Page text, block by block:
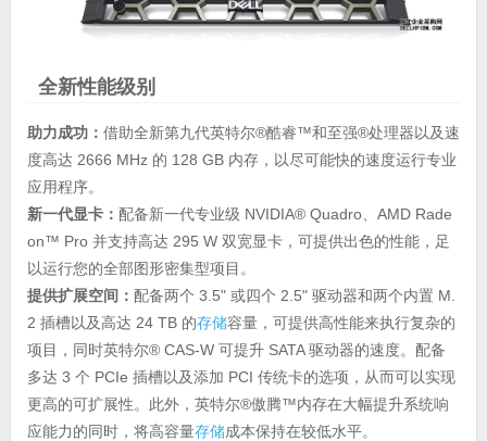
全新性能级别
助力成功： 借助全新第九代英特尔®酷睿™和至强®处理器以及速
度高达 2666 MHz 的 128 GB 内存，以尽可能快的速度运行专业
应用程序。
新一代显卡： 配备新一代专业级 NVIDIA® Quadro、AMD Rade
on™ Pro 并支持高达 295 W 双宽显卡，可提供出色的性能，足
以运行您的全部图形密集型项目。
提供扩展空间： 配备两个 3.5" 或四个 2.5" 驱动器和两个内置 M.
2 插槽以及高达 24 TB 的存储容量，可提供高性能来执行复杂的
项目，同时英特尔® CAS-W 可提升 SATA 驱动器的速度。配备
多达 3 个 PCIe 插槽以及添加 PCI 传统卡的选项，从而可以实现
更高的可扩展性。此外，英特尔®傲腾™内存在大幅提升系统响
应能力的同时，将高容量存储成本保持在较低水平。